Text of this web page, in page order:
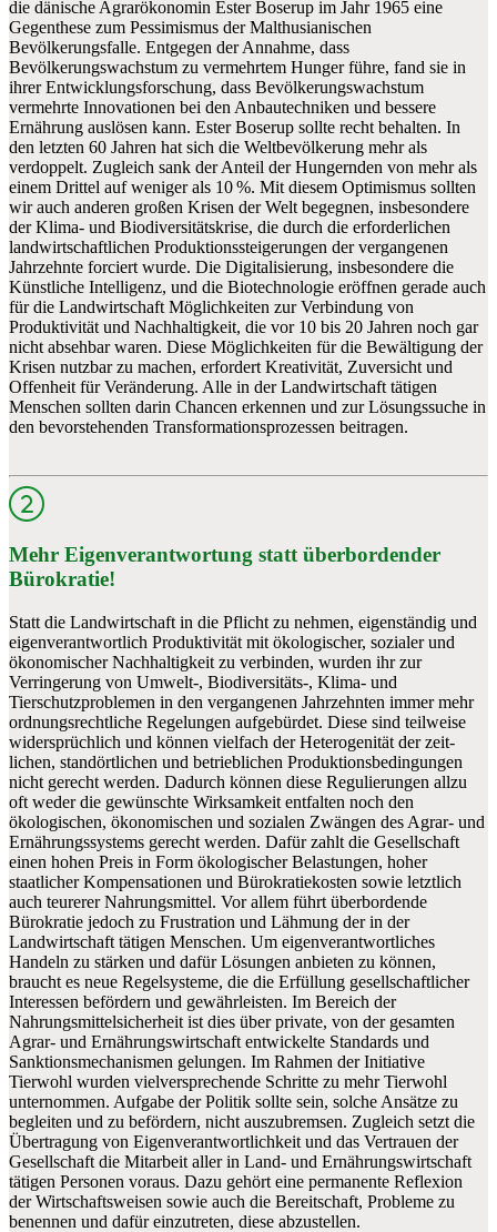
die dänische Agrarökonomin Ester Boserup im Jahr 1965 eine
Gegenthese zum Pessimismus der Malthusianischen
Bevölkerungsfalle. Entgegen der Annahme, dass
Bevölkerungswachstum zu vermehrtem Hunger führe, fand sie in
ihrer Entwicklungsforschung, dass Bevölkerungswachstum
vermehrte Innovationen bei den Anbautechniken und bessere
Ernährung auslösen kann. Ester Boserup sollte recht behalten. In
den letzten 60 Jahren hat sich die Weltbevölkerung mehr als
verdoppelt. Zugleich sank der Anteil der Hungernden von mehr als
einem Drittel auf weniger als 10 %. Mit diesem Optimismus sollten
wir auch anderen großen Krisen der Welt begegnen, insbesondere
der Klima- und Biodiversitätskrise, die durch die erforderlichen
landwirtschaft­lichen Produktionssteigerungen der vergangenen
Jahrzehnte forciert wurde. Die Digi­tali­­sierung, insbesondere die
Künstliche Intelligenz, und die Biotechnologie eröffnen gerade auch
für die Landwirtschaft Möglichkeiten zur Verbindung von
Produktivität und Nachhaltigkeit, die vor 10 bis 20 Jahren noch gar
nicht absehbar waren. Diese Möglichkeiten für die Bewältigung der
Krisen nutzbar zu machen, erfordert Kreativität, Zuversicht und
Offenheit für Veränderung. Alle in der Landwirtschaft tätigen
Menschen sollten darin Chancen erkennen und zur Lösungssuche in
den bevorstehenden Transformationsprozessen beitragen.
Mehr Eigenverantwortung statt überbordender
Bürokratie!
Statt die Landwirtschaft in die Pflicht zu nehmen, eigenständig und
eigenverantwortlich Produktivität mit ökolo­gischer, sozialer und
ökonomischer Nachhaltigkeit zu verbinden, wurden ihr zur
Verringerung von Umwelt-, Bio­diversitäts-, Klima- und
Tierschutzproblemen in den vergangenen Jahrzehnten immer mehr
ordnungsrechtliche Regelungen aufgebürdet. Diese sind teilweise
widersprüchlich und können vielfach der Heterogenität der zeit­
lichen, standörtlichen und betrieblichen Produktionsbedingungen
nicht gerecht werden. Dadurch können diese Regulierungen allzu
oft weder die gewünschte Wirksamkeit entfalten noch den
ökologischen, ökonomischen und sozialen Zwängen des Agrar- und
Ernährungssystems gerecht werden. Dafür zahlt die Gesellschaft
einen hohen Preis in Form ökologischer Belastungen, hoher
staatlicher Kompensationen und Bürokratiekosten sowie letztlich
auch teurerer Nahrungsmittel. Vor allem führt über­bordende
Bürokratie jedoch zu Frustration und Lähmung der in der
Landwirtschaft tätigen Menschen. Um eigen­verant­wort­liches
Handeln zu stärken und dafür Lösungen anbieten zu können,
braucht es neue Regelsysteme, die die Erfüllung gesellschaftlicher
Interessen befördern und gewährleisten. Im Bereich der
Nahrungsmittelsicherheit ist dies über private, von der gesamten
Agrar- und Ernährungswirtschaft entwickelte Standards und
Sanktionsmechanismen gelungen. Im Rahmen der Initiative
Tierwohl wurden vielversprechende Schritte zu mehr Tierwohl
unternommen. Aufgabe der Politik sollte sein, solche Ansätze zu
begleiten und zu befördern, nicht auszubremsen. Zugleich setzt die
Übertragung von Eigenverantwortlichkeit und das Vertrauen der
Gesellschaft die Mitarbeit aller in Land- und Ernährungswirtschaft
tätigen Personen voraus. Dazu gehört eine permanente Reflexion
der Wirtschaftsweisen sowie auch die Bereitschaft, Probleme zu
benennen und dafür einzutreten, diese abzustellen.